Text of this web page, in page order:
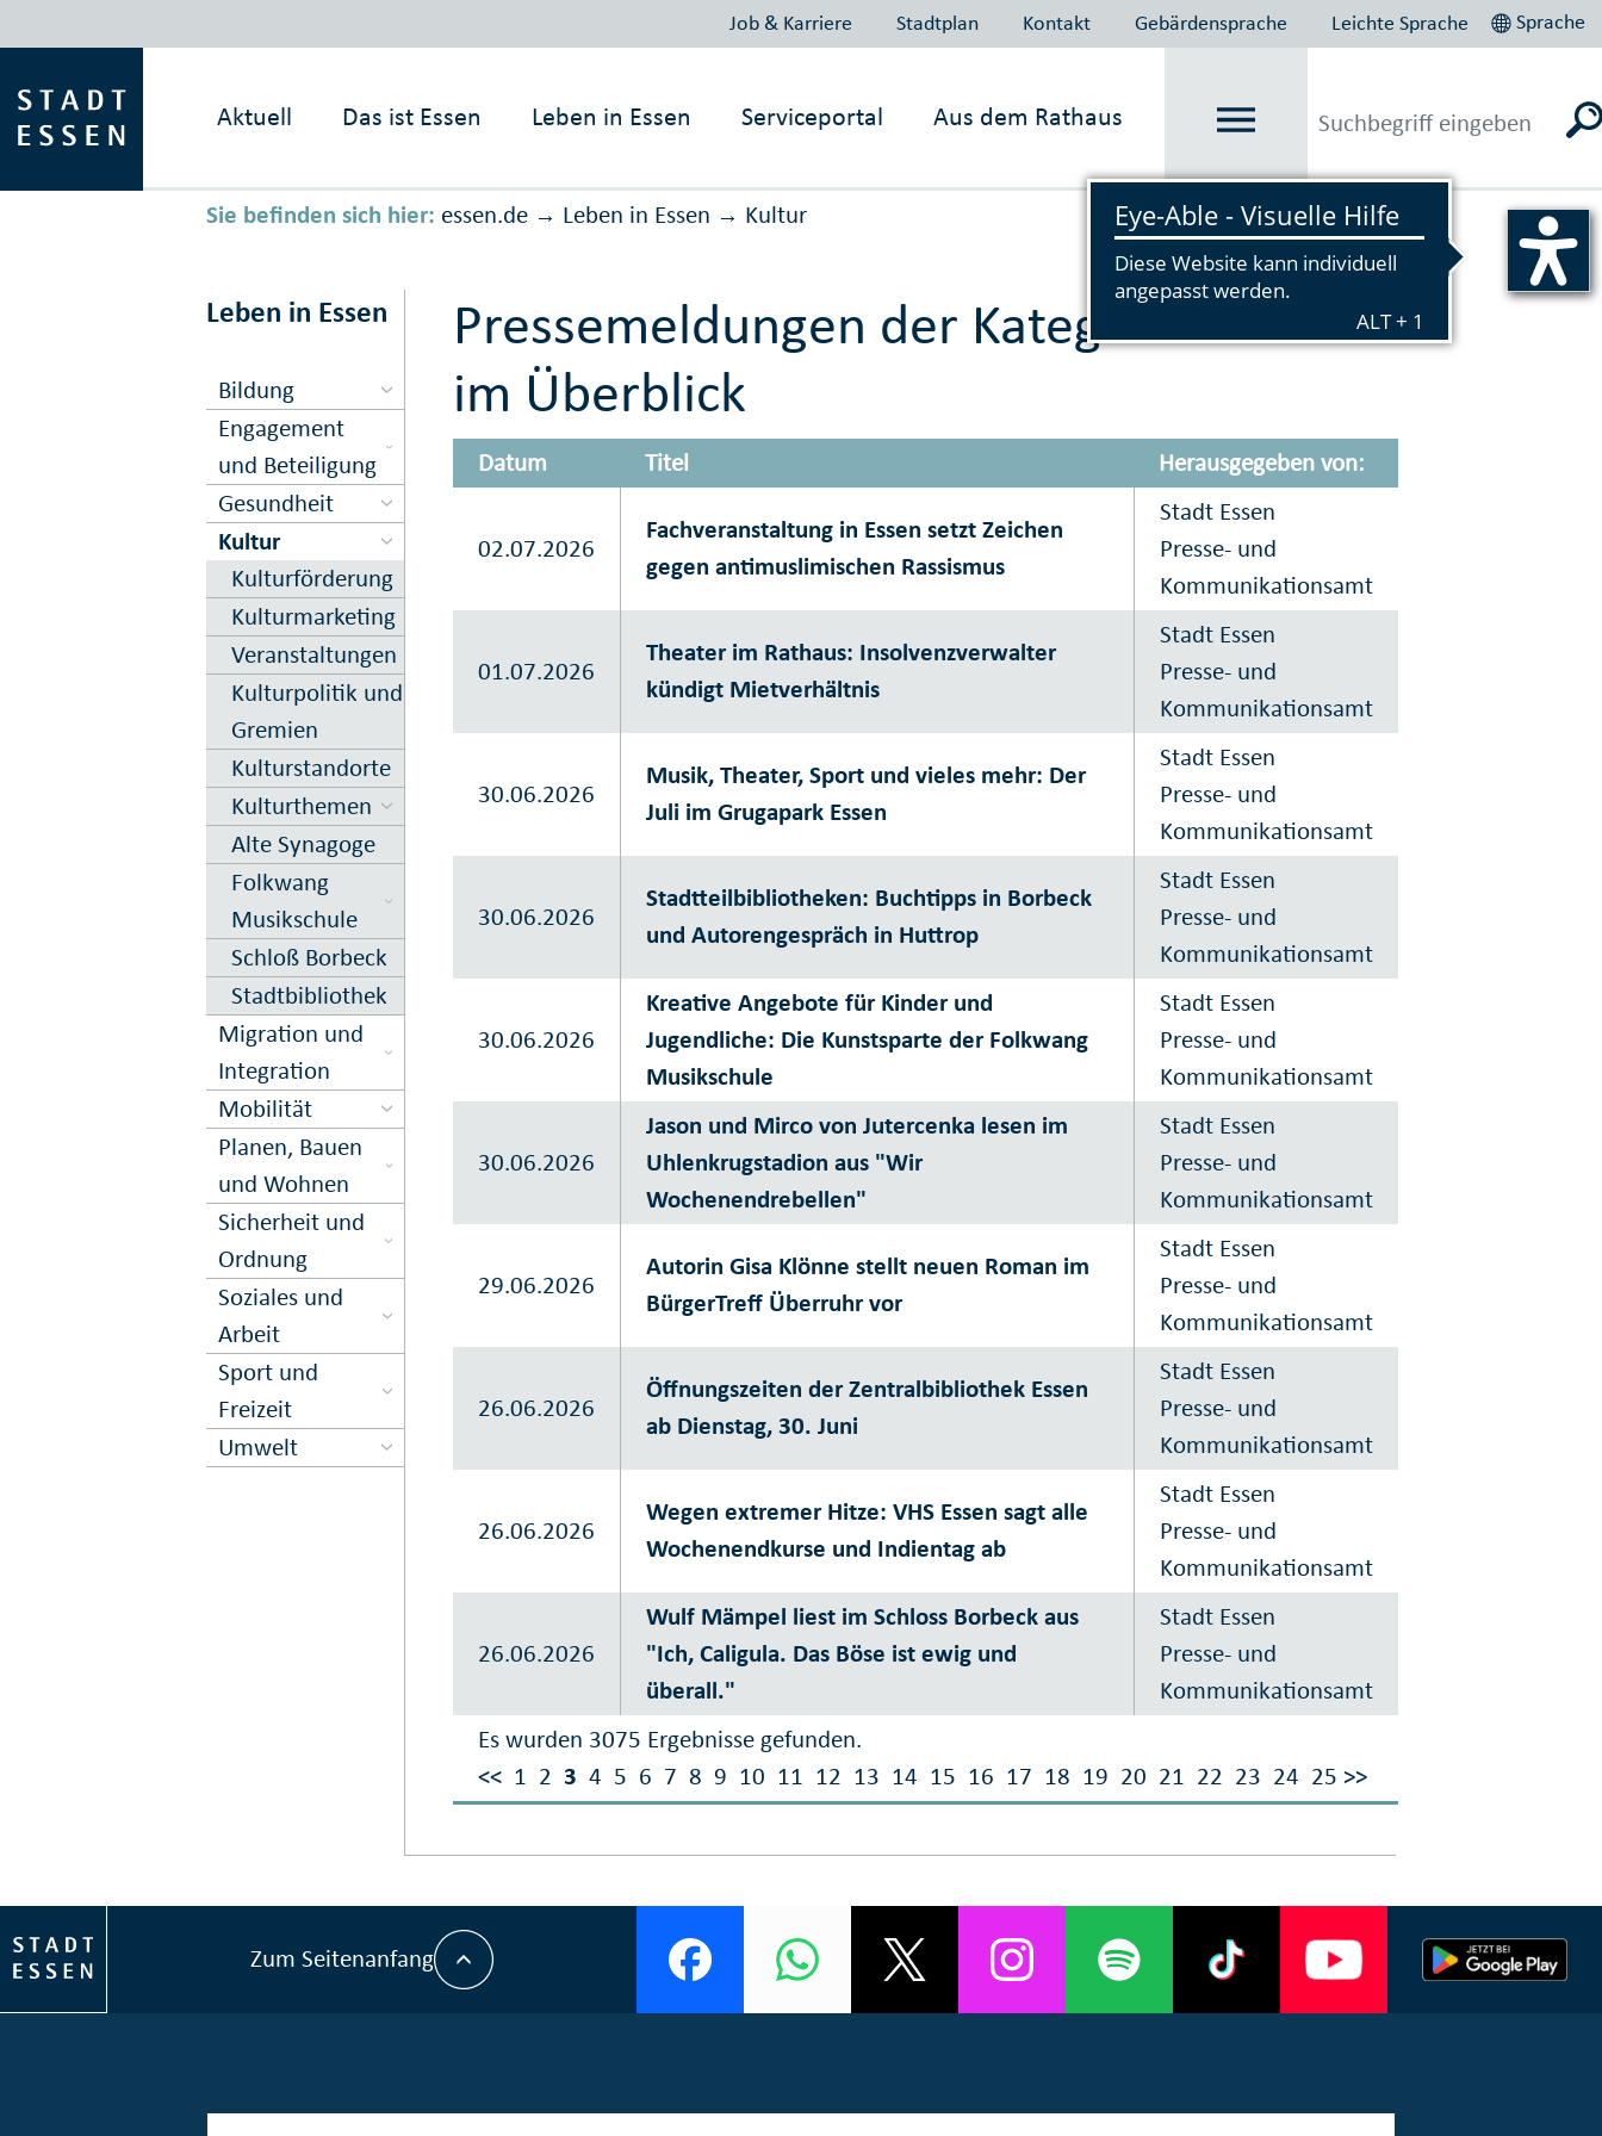
Job & Karriere Stadtplan Kontakt Gebärdensprache Leichte Sprache Sprache
Aktuell Das ist Essen Leben in Essen Serviceportal Aus dem Rathaus
Sie befinden sich hier: essen.de → Leben in Essen → Kultur Vorlesen
Leben in Essen
Bildung
Engagement
und Beteiligung
Gesundheit
Kultur
Kultur­förderung
Kultur­marketing
Veranstal­tungen
Kultur­politik und
Gremien
Kultur­standorte
Kultur­themen
Alte Synagoge
Folkwang
Musikschule
Schloß Borbeck
Stadtbibliothek
Migration und
Inte­gration
Mobilität
Planen, Bauen
und Wohnen
Sicher­heit und
Ord­nung
Soziales und
Arbeit
Sport und
Freizeit
Umwelt
Pressemeldungen der Kategorie Kultur
im Überblick
Datum Titel Herausgegeben von:
Es wurden 3075 Ergebnisse gefunden.
<< 1 2 3 4 5 6 7 8 9 10 11 12 13 14 15 16 17 18 19 20 21 22 23 24 25 >>
02.07.2026
Fachveranstaltung in Essen setzt Zeichen
gegen antimuslimischen Rassismus
Stadt Essen
Presse- und
Kommunikationsamt
01.07.2026
Theater im Rathaus: Insolvenzverwalter
kündigt Mietverhältnis
Stadt Essen
Presse- und
Kommunikationsamt
30.06.2026
Musik, Theater, Sport und vieles mehr: Der
Juli im Grugapark Essen
Stadt Essen
Presse- und
Kommunikationsamt
30.06.2026
Stadtteilbibliotheken: Buchtipps in Borbeck
und Autorengespräch in Huttrop
Stadt Essen
Presse- und
Kommunikationsamt
30.06.2026
Kreative Angebote für Kinder und
Jugendliche: Die Kunstsparte der Folkwang
Musikschule
Stadt Essen
Presse- und
Kommunikationsamt
30.06.2026
Jason und Mirco von Jutercenka lesen im
Uhlenkrugstadion aus "Wir
Wochenendrebellen"
Stadt Essen
Presse- und
Kommunikationsamt
29.06.2026
Autorin Gisa Klönne stellt neuen Roman im
BürgerTreff Überruhr vor
Stadt Essen
Presse- und
Kommunikationsamt
26.06.2026
Öffnungszeiten der Zentralbibliothek Essen
ab Dienstag, 30. Juni
Stadt Essen
Presse- und
Kommunikationsamt
26.06.2026
Wegen extremer Hitze: VHS Essen sagt alle
Wochenendkurse und Indientag ab
Stadt Essen
Presse- und
Kommunikationsamt
26.06.2026
Wulf Mämpel liest im Schloss Borbeck aus
"Ich, Caligula. Das Böse ist ewig und
überall."
Stadt Essen
Presse- und
Kommunikationsamt
Zum Seitenanfang